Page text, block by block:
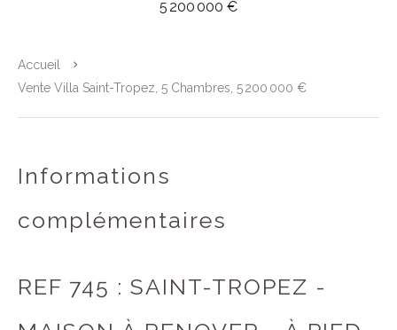
5 200 000 €
Accueil
Vente Villa Saint-Tropez, 5 Chambres, 5 200 000 €
Informations
complémentaires
REF 745 : SAINT-TROPEZ -